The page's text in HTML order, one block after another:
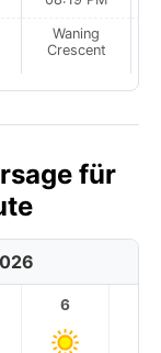
Waning
Crescent
für
6